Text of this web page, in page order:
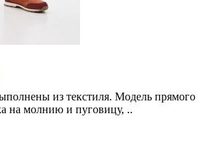
из текстиля. Модель прямого
на молнию и пуговицу, ..